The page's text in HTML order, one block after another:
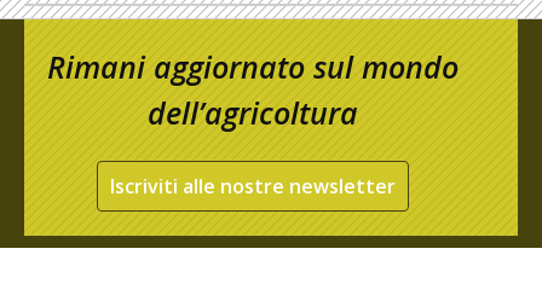
Rimani aggiornato sul mondo
dell’agricoltura
Iscriviti alle nostre newsletter